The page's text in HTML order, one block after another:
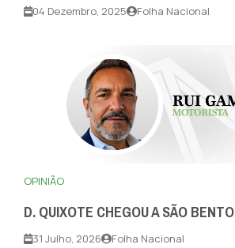
04 Dezembro, 2025 Folha Nacional
OPINIÃO
D. QUIXOTE CHEGOU A SÃO BENTO
31 Julho, 2026 Folha Nacional